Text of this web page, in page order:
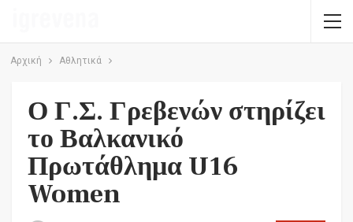
Αρχική Αθλητικά
Ο Γ.Σ. Γρεβενών στηρίζει
το Βαλκανικό
Πρωτάθλημα U16
Women